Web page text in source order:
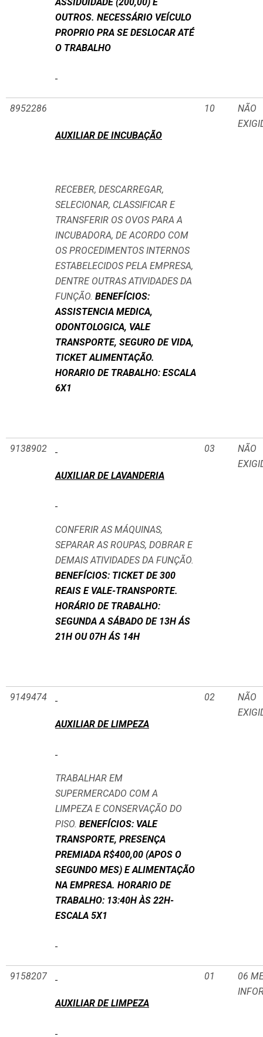
OUTROS. NECESSÁRIO VEÍCULO
PROPRIO PRA SE DESLOCAR ATÉ
O TRABALHO
8952286
AUXILIAR DE INCUBAÇÃO
RECEBER, DESCARREGAR,
SELECIONAR, CLASSIFICAR E
TRANSFERIR OS OVOS PARA A
INCUBADORA, DE ACORDO COM
OS PROCEDIMENTOS INTERNOS
ESTABELECIDOS PELA EMPRESA,
DENTRE OUTRAS ATIVIDADES DA
FUNÇÃO. BENEFÍCIOS:
ASSISTENCIA MEDICA,
ODONTOLOGICA, VALE
TRANSPORTE, SEGURO DE VIDA,
TICKET ALIMENTAÇÃO.
HORARIO DE TRABALHO: ESCALA
6X1
10
NÃO
9138902
AUXILIAR DE LAVANDERIA
CONFERIR AS MÁQUINAS,
SEPARAR AS ROUPAS, DOBRAR E
DEMAIS ATIVIDADES DA FUNÇÃO.
BENEFÍCIOS: TICKET DE 300
REAIS E VALE-TRANSPORTE.
HORÁRIO DE TRABALHO:
SEGUNDA A SÁBADO DE 13H ÁS
21H OU 07H ÁS 14H
03
NÃO
9149474
AUXILIAR DE LIMPEZA
TRABALHAR EM
SUPERMERCADO COM A
LIMPEZA E CONSERVAÇÃO DO
PISO. BENEFÍCIOS: VALE
TRANSPORTE, PRESENÇA
PREMIADA R$400,00 (APOS O
SEGUNDO MES) E ALIMENTAÇÃO
NA EMPRESA. HORARIO DE
TRABALHO: 13:40H ÀS 22H-
ESCALA 5X1
02
NÃO
9158207
AUXILIAR DE LIMPEZA
01
06